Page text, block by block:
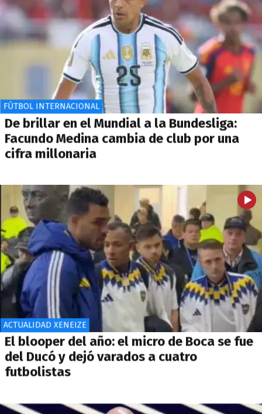
FÚTBOL INTERNACIONAL
De brillar en el Mundial a la Bundesliga:
Facundo Medina cambia de club por una
cifra millonaria
ACTUALIDAD XENEIZE
El blooper del año: el micro de Boca se fue
del Ducó y dejó varados a cuatro
futbolistas